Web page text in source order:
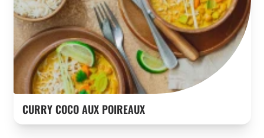
CURRY COCO AUX POIREAUX